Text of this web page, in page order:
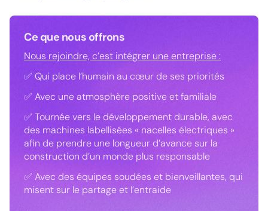
Ce que nous offrons
Nous rejoindre, c’est intégrer une entreprise :
✅ Qui place l’humain au cœur de ses priorités
✅ Avec une atmosphère positive et familiale
✅ Tournée vers le développement durable, avec
des machines labellisées « nacelles électriques »
afin de prendre une longueur d’avance sur la
construction d’un monde plus responsable
✅ Avec des équipes soudées et bienveillantes, qui
misent sur le partage et l’entraide